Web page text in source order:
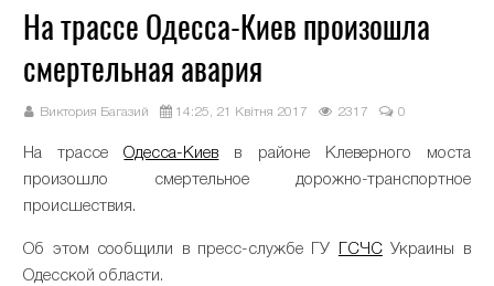
На трассе Одесса-Киев произошла
смертельная авария
Виктория Багазий 14:25, 21 Квітня 2017 2317 0
На трассеОдесса-Киев в районе Клеверного моста
произошло смертельное дорожно-транспортное
происшествия.
Об этом сообщили в пресс-службе ГУ ГСЧСУкраины в
Одесской области.